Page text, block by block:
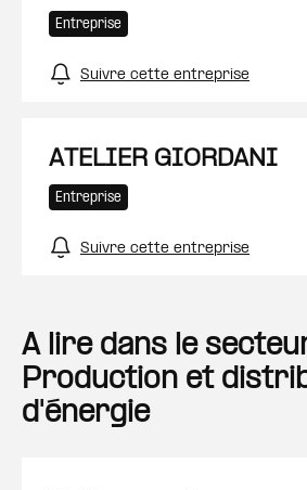
Entreprise
Suivre cette entreprise
ATELIER GIORDANI
Entreprise
Suivre cette entreprise
A lire dans le
Production et
d'énergie